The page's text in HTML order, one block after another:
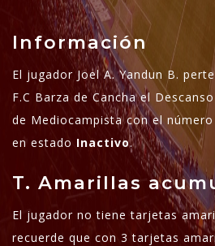
Información
El jugador Joel A. Yandun B.
F.C Barza de Cancha el
de Mediocampista con el
en estado Inactivo.
T. Amarillas
El jugador no tiene tarjetas
recuerde que con 3 tarjetas